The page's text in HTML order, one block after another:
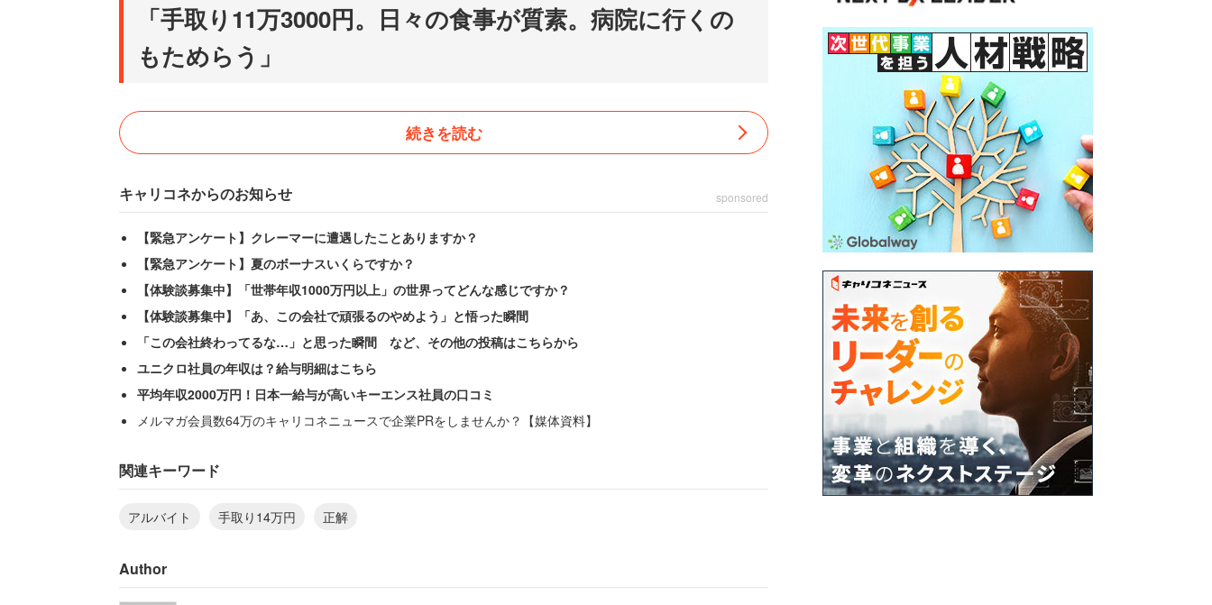
「手取り11万3000円。日々の食事が質素。病院に行くの
もためらう」
頃の生活感について次のように明かす。
「日々の食事が質素。病院に行くのもためらう。美容院に行くのが贅沢に感じる。服もセール
続きを読む
キャリコネからのお知らせ sponsored
【緊急アンケート】クレーマーに遭遇したことありますか？
【緊急アンケート】夏のボーナスいくらですか？
【体験談募集中】「世帯年収1000万円以上」の世界ってどんな感じですか？
【体験談募集中】「あ、この会社で頑張るのやめよう」と悟った瞬間
「この会社終わってるな…」と思った瞬間 など、その他の投稿はこちらから
ユニクロ社員の年収は？給与明細はこちら
平均年収2000万円！日本一給与が高いキーエンス社員の口コミ
メルマガ会員数64万のキャリコネニュースで企業PRをしませんか？【媒体資料】
関連キーワード
アルバイト 手取り14万円 正解
Author